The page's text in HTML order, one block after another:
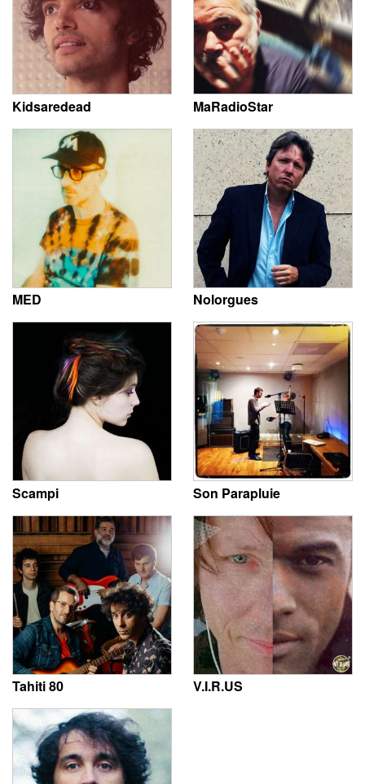
Kidsaredead MaRadioStar
MED Nolorgues
Scampi Son Parapluie
Tahiti 80 V.I.R.US